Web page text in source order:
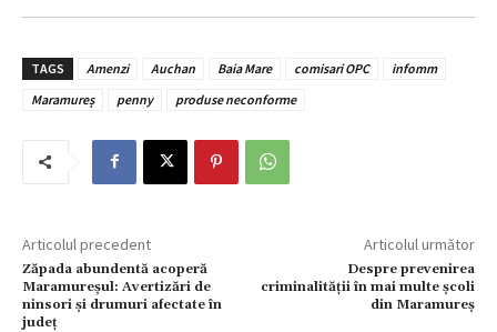
TAGS Amenzi Auchan Baia Mare comisari OPC
infomm
Maramureș
penny produse neconforme
Articolul precedent
Zăpada abundentă acoperă
Maramureșul: Avertizări de
ninsori și drumuri afectate în
județ
Articolul următor
Despre prevenirea
criminalității în mai multe școli
din Maramureș